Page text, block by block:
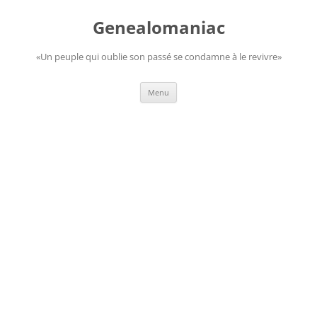
Genealomaniac
«Un peuple qui oublie son passé se condamne à le revivre»
Menu